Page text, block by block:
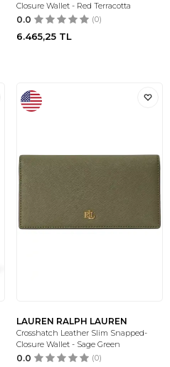
Closure Wallet - Red Terracotta
0.0 (0)
6.465,25 TL
LAUREN RALPH LAUREN
Crosshatch Leather Slim Snapped-
Closure Wallet - Sage Green
0.0 (0)